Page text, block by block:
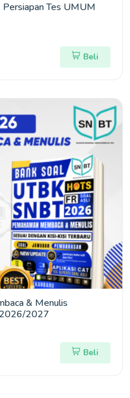
Tes UMUM
Beli
& Menulis
2026/2027
Beli